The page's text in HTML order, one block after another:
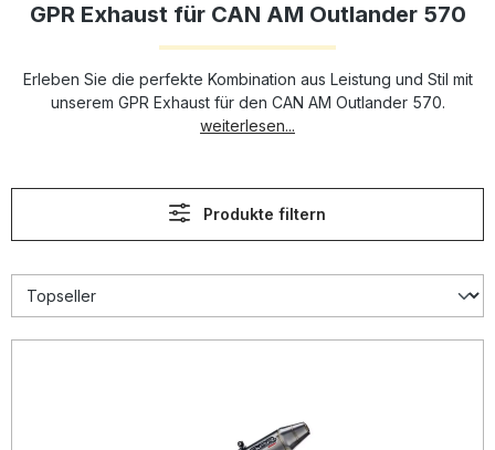
GPR Exhaust für CAN AM Outlander 570
Erleben Sie die perfekte Kombination aus Leistung und Stil mit
unserem GPR Exhaust für den CAN AM Outlander 570.
weiterlesen...
Produkte filtern